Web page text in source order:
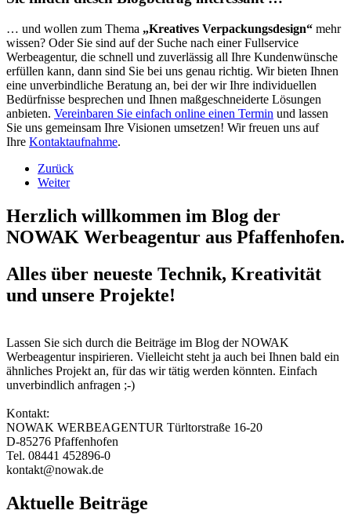
… und wollen zum Thema „Kreatives Verpackungsdesign“ mehr
wissen? Oder Sie sind auf der Suche nach einer Fullservice
Werbeagentur, die schnell und zuverlässig all Ihre Kundenwünsche
erfüllen kann, dann sind Sie bei uns genau richtig. Wir bieten Ihnen
eine unverbindliche Beratung an, bei der wir Ihre individuellen
Bedürfnisse besprechen und Ihnen maßgeschneiderte Lösungen
anbieten. Vereinbaren Sie einfach online einen Termin und lassen
Sie uns gemeinsam Ihre Visionen umsetzen! Wir freuen uns auf
Ihre Kontaktaufnahme.
Zurück
Weiter
Herzlich willkommen im Blog der
NOWAK Werbeagentur aus Pfaffenhofen.
Alles über neueste Technik, Kreativität
und unsere Projekte!
Lassen Sie sich durch die Beiträge im Blog der NOWAK
Werbeagentur inspirieren. Vielleicht steht ja auch bei Ihnen bald ein
ähnliches Projekt an, für das wir tätig werden könnten. Einfach
unverbindlich anfragen ;-)
Kontakt:
NOWAK WERBEAGENTUR Türltorstraße 16-20
D-85276 Pfaffenhofen
Tel. 08441 452896-0
kontakt@nowak.de
Aktuelle Beiträge